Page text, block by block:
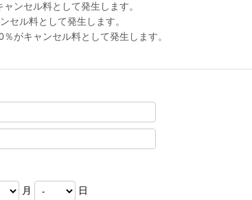
ンセル料として発生します。
セル料として発生します。
がキャンセル料として発生します。
月 日